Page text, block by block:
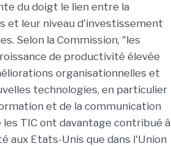
du doigt le lien entre la
leur niveau d'investissement
Selon la Commission, "les
de productivité élevée
organisationnelles et
technologies, en particulier
et de la communication
TIC ont davantage contribué à
aux Etats-Unis que dans l'Union